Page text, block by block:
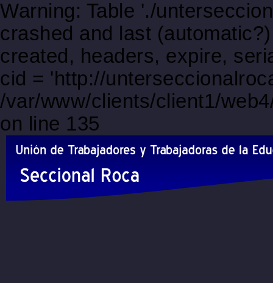
Warning: Table './
crashed and last
created, headers, expire,
cid = 'http://
/var/www/clients/client1/
on line 135